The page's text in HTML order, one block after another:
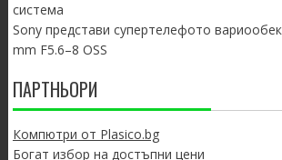
система
Sony представи супертелефото
mm F5.6–8 OSS
ПАРТНЬОРИ
Компютри от Plasico.bg
Богат избор на достъпни цени